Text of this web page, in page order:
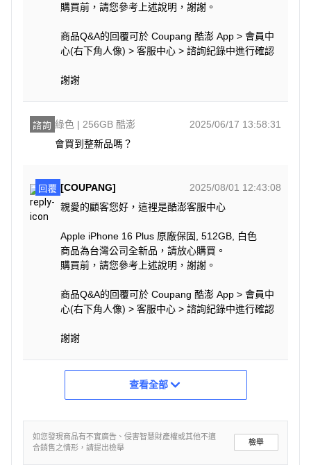
購買前，請您參考上述說明，謝謝。
商品Q&A的回覆可於 Coupang 酷澎 App > 會員中
心(右下角人像) > 客服中心 > 諮詢紀錄中進行確認
謝謝
諮詢 綠色 | 256GB 酷澎
2025/06/17 13:58:31
會買到整新品嗎？
回覆 [COUPANG]
2025/08/01 12:43:08
親愛的顧客您好，這裡是酷澎客服中心
Apple iPhone 16 Plus 原廠保固, 512GB, 白色
商品為台灣公司全新品，請放心購買。
購買前，請您參考上述說明，謝謝。
商品Q&A的回覆可於 Coupang 酷澎 App > 會員中
心(右下角人像) > 客服中心 > 諮詢紀錄中進行確認
謝謝
查看全部
如您發現商品有不實廣告、侵害智慧財產權或其他不適
合銷售之情形，請提出檢舉
檢舉